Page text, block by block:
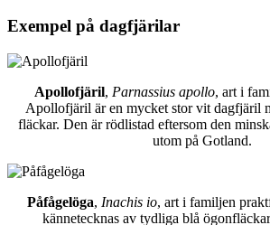
Exempel på dagfjärilar
Apollofjäril, Parnassius apollo, art i
Apollofjäril är en mycket stor vit dagfjäril
fläckar. Den är rödlistad eftersom den
utom på Gotland.
Påfågelöga, Inachis io, art i familjen
kännetecknas av tydliga blå